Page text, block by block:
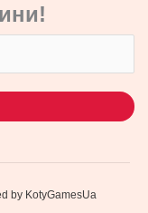
by KotyGamesUa